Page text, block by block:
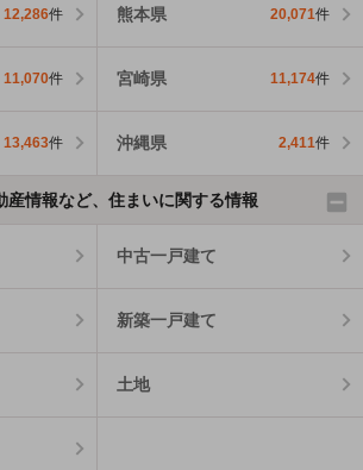
12,286件 熊本県 20,071件
11,070件 宮崎県 11,174件
13,463件 沖縄県 2,411件
産情報など、住まいに関する情報
中古一戸建て
新築一戸建て
土地